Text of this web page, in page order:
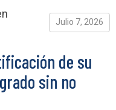
Julio 7, 2026
de su
sin no